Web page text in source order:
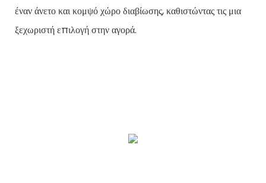
έναν άνετο και κομψό χώρο διαβίωσης, καθιστώντας τις μια
ξεχωριστή επιλογή στην αγορά.